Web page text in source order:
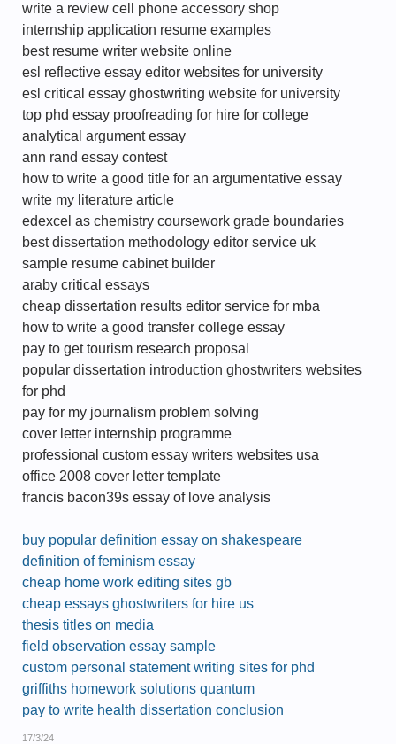
write a review cell phone accessory shop
internship application resume examples
best resume writer website online
esl reflective essay editor websites for university
esl critical essay ghostwriting website for university
top phd essay proofreading for hire for college
analytical argument essay
ann rand essay contest
how to write a good title for an argumentative essay
write my literature article
edexcel as chemistry coursework grade boundaries
best dissertation methodology editor service uk
sample resume cabinet builder
araby critical essays
cheap dissertation results editor service for mba
how to write a good transfer college essay
pay to get tourism research proposal
popular dissertation introduction ghostwriters websites
for phd
pay for my journalism problem solving
cover letter internship programme
professional custom essay writers websites usa
office 2008 cover letter template
francis bacon39s essay of love analysis
buy popular definition essay on shakespeare
definition of feminism essay
cheap home work editing sites gb
cheap essays ghostwriters for hire us
thesis titles on media
field observation essay sample
custom personal statement writing sites for phd
griffiths homework solutions quantum
pay to write health dissertation conclusion
17/3/24